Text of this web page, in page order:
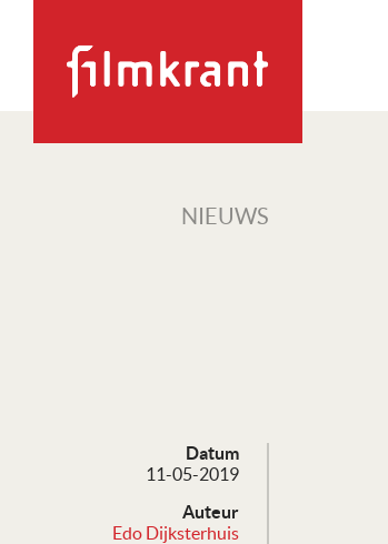
NIEUWS
Datum
11-05-2019
Auteur
Edo Dijksterhuis